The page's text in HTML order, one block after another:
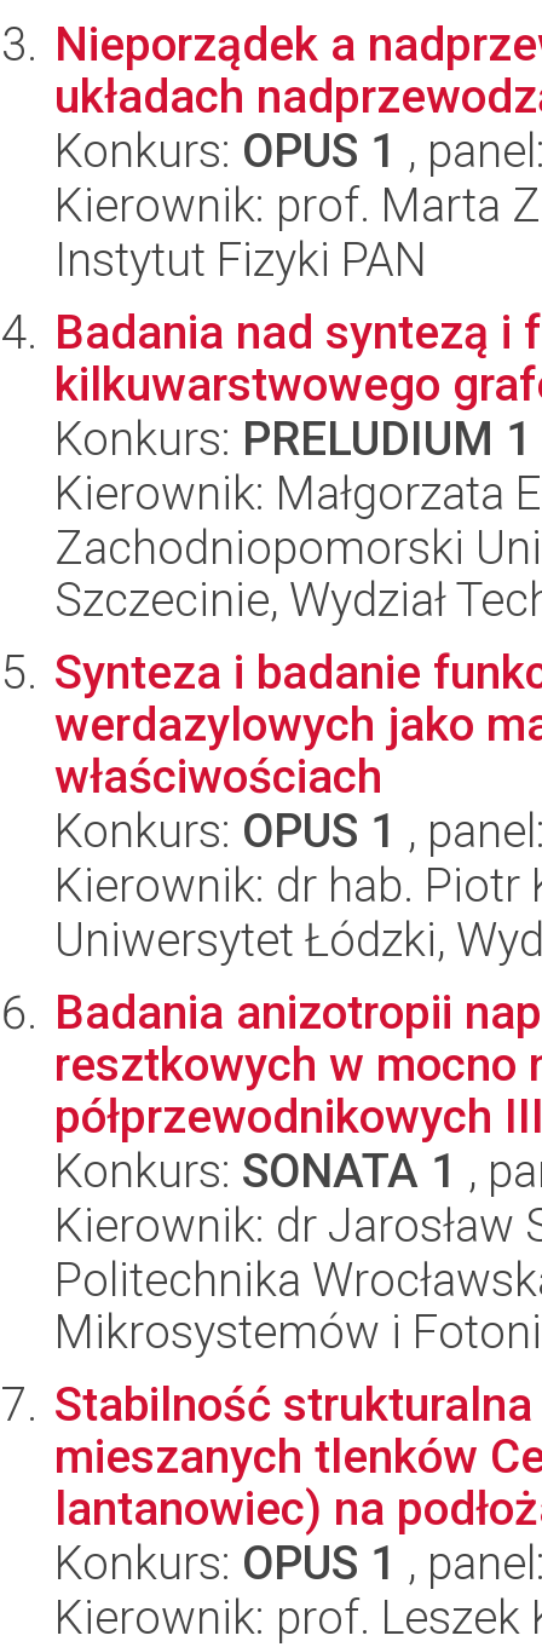
Nieporządek a
układach
Konkurs: OPUS 1 ,
Kierownik: prof. Marta
Instytut Fizyki PAN
Badania nad syntezą i
kilkuwarstwowego
Konkurs: PRELUDIUM 1
Kierownik: Małgorzata
Zachodniopomorski
Szczecinie, Wydział
Synteza i badanie
werdazylowych jako
właściwościach
Konkurs: OPUS 1 ,
Kierownik: dr hab. Piotr
Uniwersytet Łódzki,
Badania anizotropii
resztkowych w mocno
półprzewodnikowych
Konkurs: SONATA 1 ,
Kierownik: dr Jarosław
Politechnika
Mikrosystemów i
Stabilność
mieszanych tlenków
lantanowiec) na
Konkurs: OPUS 1 ,
Kierownik: prof. Leszek